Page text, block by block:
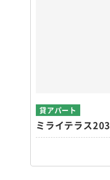
貸アパート
ミライテラス203